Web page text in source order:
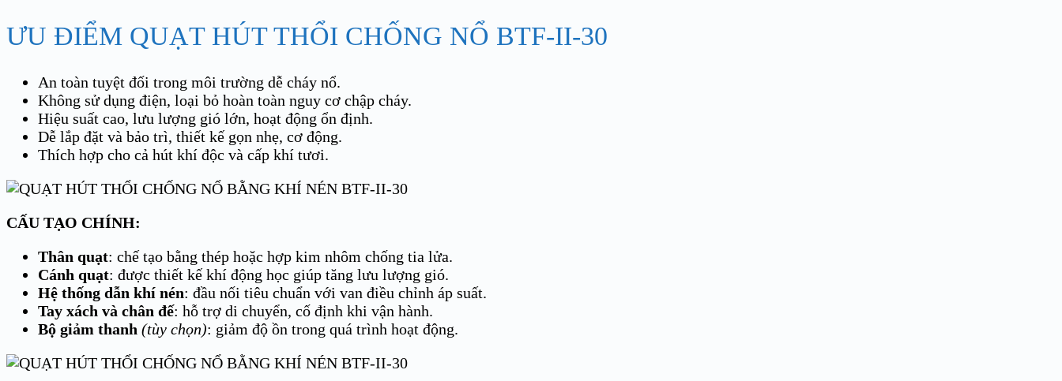
ƯU ĐIỂM QUẠT HÚT THỔI CHỐNG NỔ BTF-II-30
An toàn tuyệt đối trong môi trường dễ cháy nổ.
Không sử dụng điện, loại bỏ hoàn toàn nguy cơ chập cháy.
Hiệu suất cao, lưu lượng gió lớn, hoạt động ổn định.
Dễ lắp đặt và bảo trì, thiết kế gọn nhẹ, cơ động.
Thích hợp cho cả hút khí độc và cấp khí tươi.
CẤU TẠO CHÍNH:
Thân quạt: chế tạo bằng thép hoặc hợp kim nhôm chống tia lửa.
Cánh quạt: được thiết kế khí động học giúp tăng lưu lượng gió.
Hệ thống dẫn khí nén: đầu nối tiêu chuẩn với van điều chỉnh áp suất.
Tay xách và chân đế: hỗ trợ di chuyển, cố định khi vận hành.
Bộ giảm thanh (tùy chọn): giảm độ ồn trong quá trình hoạt động.